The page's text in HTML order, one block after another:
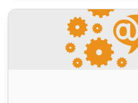
LiveAgent 5.34 – Een overvloed